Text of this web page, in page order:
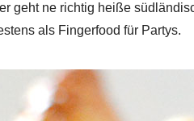
geht ne richtig heiße
als Fingerfood für Partys.